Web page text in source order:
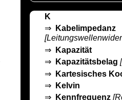
K
⇒
Kabelimpedanz
⇒
Kapazität
⇒
Kapazitätsbelag
⇒
Kartesisches
⇒
Kelvin
⇒
Kennfrequenz